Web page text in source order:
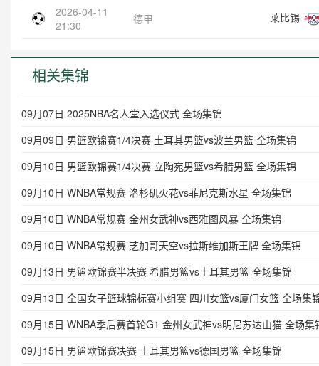
2026-04-11
21:30
德甲 莱比锡
相关集锦
09月07日 2025NBA名人堂入选仪式 全场集锦
09月09日 男篮欧锦赛1/4决赛 土耳其男篮vs波兰男篮 全场集锦
09月10日 男篮欧锦赛1/4决赛 立陶宛男篮vs希腊男篮 全场集锦
09月10日 WNBA常规赛 洛杉矶火花vs菲尼克斯水星 全场集锦
09月10日 WNBA常规赛 金州女武神vs西雅图风暴 全场集锦
09月10日 WNBA常规赛 芝加哥天空vs拉斯维加斯王牌 全场集锦
09月13日 男篮欧锦赛半决赛 希腊男篮vs土耳其男篮 全场集锦
09月13日 全国女子篮球锦标赛小组赛 四川女篮vs厦门女篮 全场集
09月15日 WNBA季后赛首轮G1 金州女武神vs明尼苏达山猫 全场集
09月15日 男篮欧锦赛决赛 土耳其男篮vs德国男篮 全场集锦